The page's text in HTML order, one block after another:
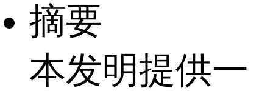
摘要
本发明提供一